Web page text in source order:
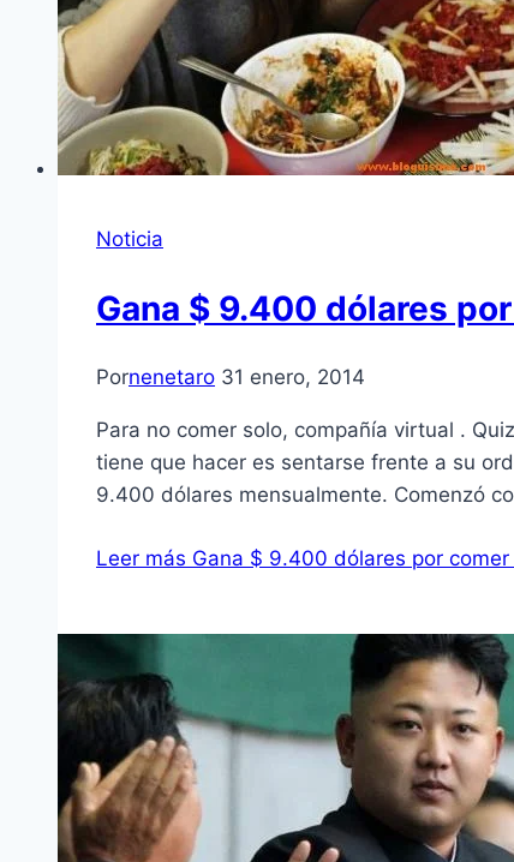
Noticia
Gana $ 9.400 dólares
Pornenetaro 31 enero, 2014
Para no comer solo, compañía virtual .
tiene que hacer es sentarse frente a su
9.400 dólares mensualmente. Comenzó
Leer más Gana $ 9.400 dólares por